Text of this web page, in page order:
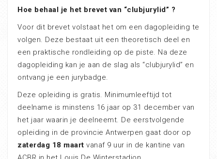
Hoe behaal je het brevet van “clubjurylid” ?
Voor dit brevet volstaat het om een dagopleiding te
volgen. Deze bestaat uit een theoretisch deel en
een praktische rondleiding op de piste. Na deze
dagopleiding kan je aan de slag als “clubjurylid” en
ontvang je een jurybadge.
Deze opleiding is gratis. Minimumleeftijd tot
deelname is minstens 16 jaar op 31 december van
het jaar waarin je deelneemt. De eerstvolgende
opleiding in de provincie Antwerpen gaat door op
zaterdag 18 maart vanaf 9 uur in de kantine van